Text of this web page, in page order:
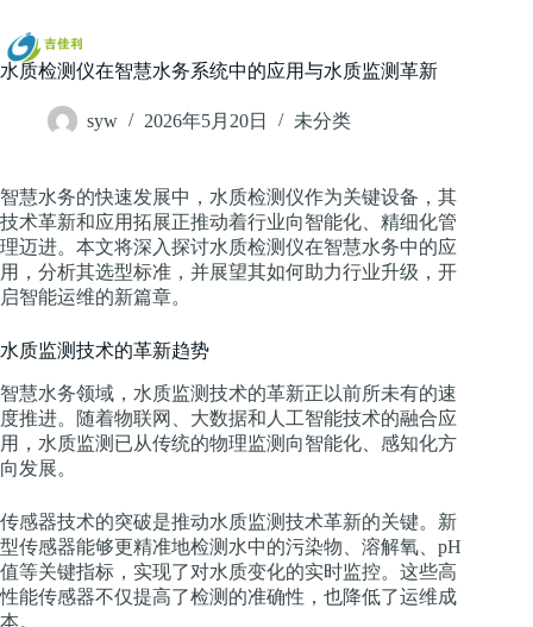
过
内
容
水质检测仪在智慧水务系统中的应用与水质监测革新
syw 2026年5月20日 未分类
智慧水务的快速发展中，水质检测仪作为关键设备，其
技术革新和应用拓展正推动着行业向智能化、精细化管
理迈进。本文将深入探讨水质检测仪在智慧水务中的应
用，分析其选型标准，并展望其如何助力行业升级，开
启智能运维的新篇章。
水质监测技术的革新趋势
智慧水务领域，水质监测技术的革新正以前所未有的速
度推进。随着物联网、大数据和人工智能技术的融合应
用，水质监测已从传统的物理监测向智能化、感知化方
向发展。
传感器技术的突破是推动水质监测技术革新的关键。新
型传感器能够更精准地检测水中的污染物、溶解氧、pH
值等关键指标，实现了对水质变化的实时监控。这些高
性能传感器不仅提高了检测的准确性，也降低了运维成
本。